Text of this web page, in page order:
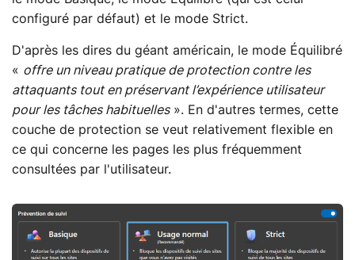
configuré par défaut) et le mode Strict.
D'après les dires du géant américain, le mode Équilibré
« offre un niveau pratique de protection contre les
attaquants tout en préservant l’expérience utilisateur
pour les tâches habituelles». En d'autres termes, cette
couche de protection se veut relativement flexible en
ce qui concerne les pages les plus fréquemment
consultées par l'utilisateur.